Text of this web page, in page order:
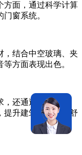
方面，通过科学计算
窗系统‌。
，结合中空玻璃、夹
方面表现出色‌。
还通过智能化设
提升建筑的能效和舒